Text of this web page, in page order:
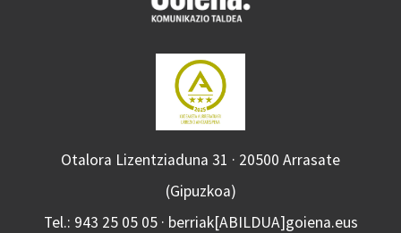
Otalora Lizentziaduna 31 · 20500 Arrasate
(Gipuzkoa)
Tel.: 943 25 05 05 · berriak[ABILDUA]goiena.eus